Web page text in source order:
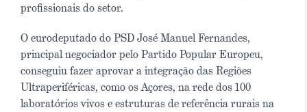
profissionais do setor.
O eurodeputado do PSD José Manuel Fernandes,
principal negociador pelo Partido Popular Europeu,
conseguiu fazer aprovar a integração das Regiões
Ultraperiféricas, como os Açores, na rede dos 100
laboratórios vivos e estruturas de referência rurais na